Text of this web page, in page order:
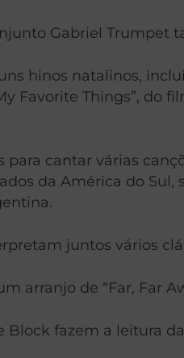
Gabriel
hinos natalinos,
Favorite Things”, do
cantar várias
da América do
juntos vários
arranjo de “Far, Far
Block fazem a leitura